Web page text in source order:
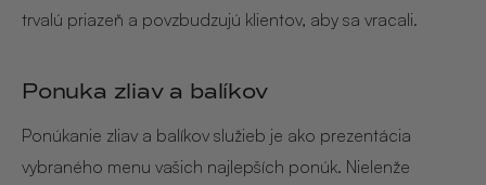
trvalú priazeň a povzbudzujú klientov, aby sa vracali.
Ponuka zliav a balíkov
Ponúkanie zliav a balíkov služieb je ako prezentácia
vybraného menu vašich najlepších ponúk. Nielenže